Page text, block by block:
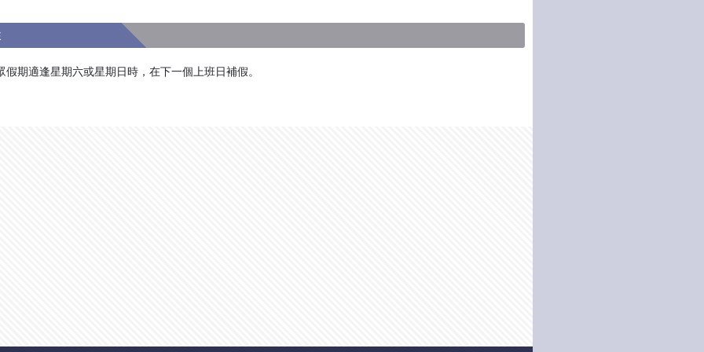
假期適逢星期六或星期日時，在下一個上班日補假。